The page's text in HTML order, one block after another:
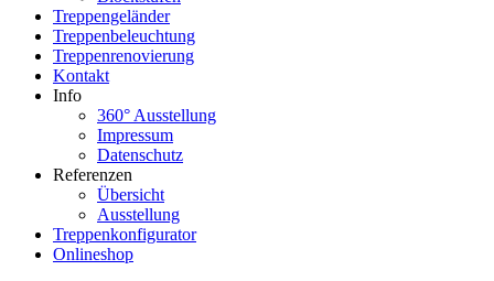
Treppengeländer
Treppenbeleuchtung
Treppenrenovierung
Kontakt
Info
360° Ausstellung
Impressum
Datenschutz
Referenzen
Übersicht
Ausstellung
Treppenkonfigurator
Onlineshop